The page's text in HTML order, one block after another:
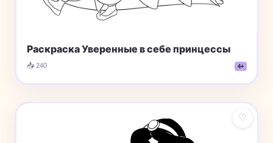
Раскраска Уверенные в себе принцессы
📥 240 4+
♡